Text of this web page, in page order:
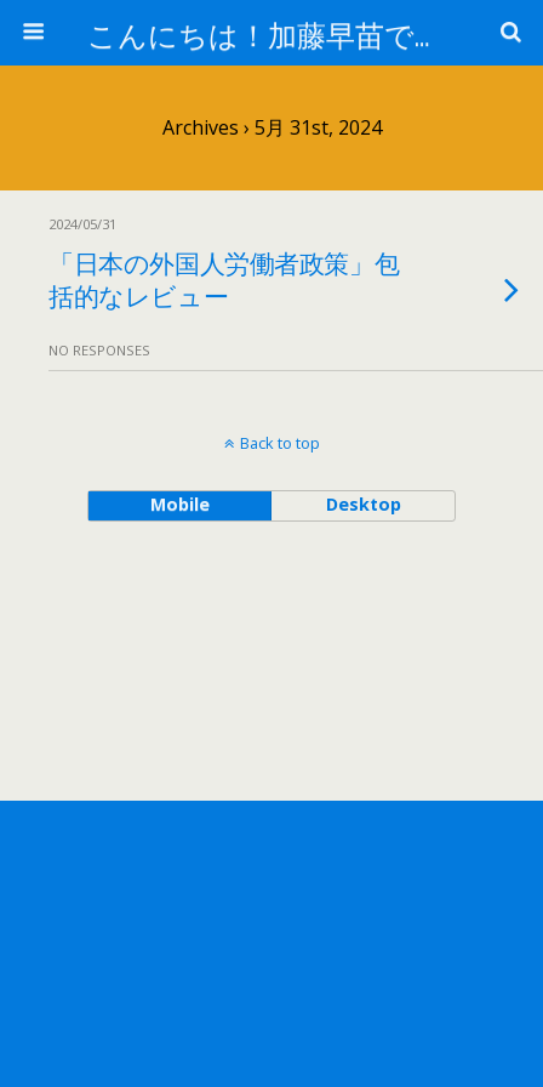
こんにちは！加藤早苗です。
Archives › 5月 31st, 2024
2024/05/31
「日本の外国人労働者政策」包
括的なレビュー
NO RESPONSES
Back to top
Mobile Desktop